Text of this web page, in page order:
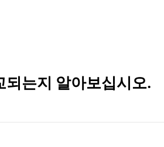
되는지 알아보십시오.